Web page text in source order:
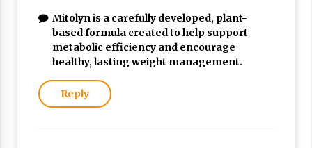
Mitolyn is a carefully developed, plant-
based formula created to help support
metabolic efficiency and encourage
healthy, lasting weight management.
Reply